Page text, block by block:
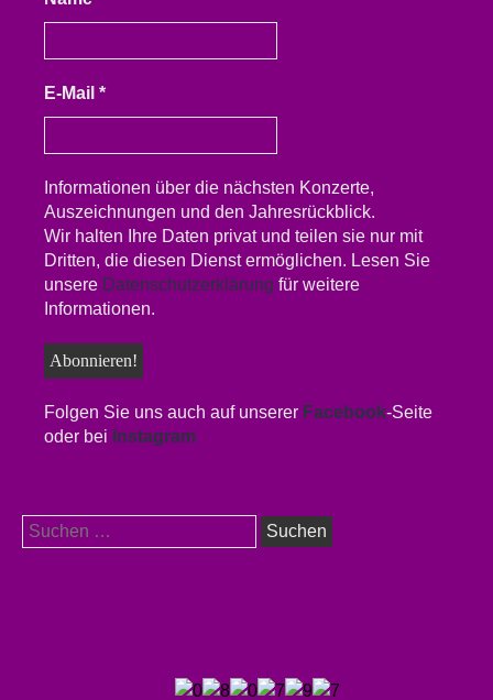
E-Mail *
Informationen über die nächsten Konzerte,
Auszeichnungen und den Jahresrückblick.
Wir halten Ihre Daten privat und teilen sie nur mit
Dritten, die diesen Dienst ermöglichen. Lesen Sie
unsere Datenschutzerklärung für weitere
Informationen.
Folgen Sie uns auch auf unserer Facebook-Seite
oder bei Instagram
Suchen
nach: